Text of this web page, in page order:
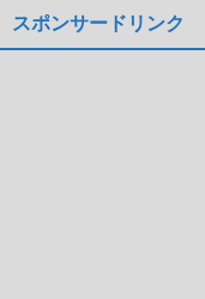
スポンサードリンク